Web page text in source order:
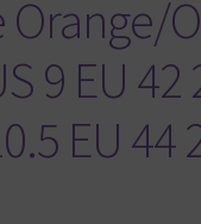
Orange/
9 EU 42
EU 44